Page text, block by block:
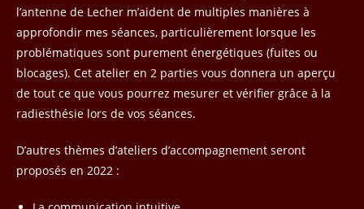
l’antenne de Lecher m’aident de multiples manières à
approfondir mes séances, particulièrement lorsque les
problématiques sont purement énergétiques (fuites ou
blocages). Cet atelier en 2 parties vous donnera un aperçu
de tout ce que vous pourrez mesurer et vérifier grâce à la
radiesthésie lors de vos séances.
D’autres thèmes d’ateliers d’accompagnement seront
proposés en 2022 :